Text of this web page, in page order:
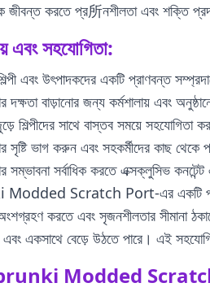
জীবন্ত করতে প্র所নশীলতা এবং শক্তি
এবং সহযোগিতা:
এবং উৎপাদকদের একটি প্রাণবন্ত
দক্ষতা বাড়ানোর জন্য কর্মশালায় এবং
শিল্পীদের সাথে বাস্তব সময়ে সহযোগিতা
সৃষ্টি ভাগ করুন এবং সহকর্মীদের কাছ থেকে
সম্ভাবনা সর্বাধিক করতে এক্সক্লুসিভ
Scratch Port-এর একটি প্রধান
করতে এবং সৃজনশীলতার সীমানা
এবং একসাথে বেড়ে উঠতে পারে। এই
Modded Scratch